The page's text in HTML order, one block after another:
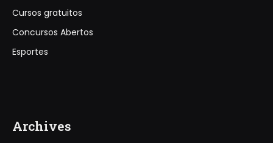
Cursos gratuitos
Concursos Abertos
Esportes
Archives